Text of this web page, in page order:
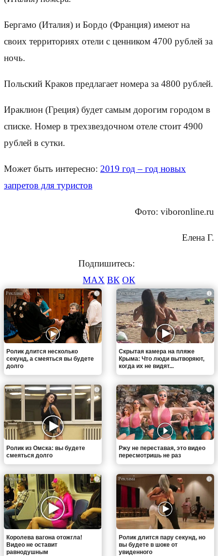
Бергамо (Италия) и Бордо (Франция) имеют на
своих территориях отели с ценником 4700 рублей за
ночь.
Польский Краков предлагает номера за 4800 рублей.
Ираклион (Греция) будет самым дорогим городом в
списке. Номер в трехзвездочном отеле стоит 4900
рублей в сутки.
Может быть интересно: 2019 год – год новых
запретов для туристов
Фото: viboronline.ru
Елена Г.
Подпишитесь:
MAX ВК ОК
i
Ролик длится несколько
секунд, а смеяться вы будете
долго
i
Скрытая камера на пляже
Крыма: Что люди вытворяют,
когда их не видят...
i
Ролик из Омска: вы будете
смеяться долго
i
Ржу не переставая, это видео
пересмотришь не раз
i
Королева вагона отожгла!
Видео не оставит
равнодушным
i
Ролик длится пару секунд, но
вы будете в шоке от
увиденного